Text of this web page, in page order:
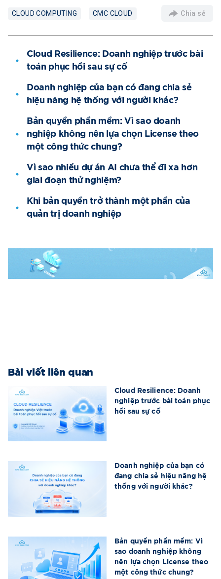
CLOUD COMPUTING CMC CLOUD Chia sẻ
Cloud Resilience: Doanh nghiệp trước bài
toán phục hồi sau sự cố
Doanh nghiệp của bạn có đang chia sẻ
hiệu năng hệ thống với người khác?
Bản quyền phần mềm: Vì sao doanh
nghiệp không nên lựa chọn License theo
một công thức chung?
Vì sao nhiều dự án AI chưa thể đi xa hơn
giai đoạn thử nghiệm?
Khi bản quyền trở thành một phần của
quản trị doanh nghiệp
Bài viết liên quan
Cloud Resilience: Doanh
nghiệp trước bài toán phục
hồi sau sự cố
Doanh nghiệp của bạn có
đang chia sẻ hiệu năng hệ
thống với người khác?
Bản quyền phần mềm: Vì
sao doanh nghiệp không
nên lựa chọn License theo
một công thức chung?